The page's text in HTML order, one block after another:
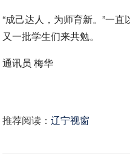
“成己达人，为师育新。”一
又一批学生们来共勉。
通讯员 梅华
推荐阅读：辽宁视窗